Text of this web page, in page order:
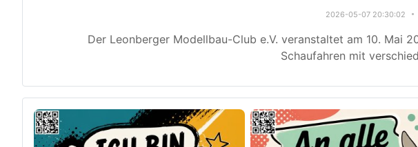
2026-05-07 20:30:02
Der Leonberger Modellbau-Club e.V. veranstaltet am 10. Mai
Schaufahren mit